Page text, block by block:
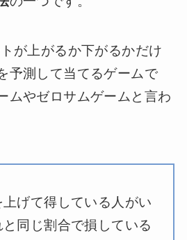
が上がるか下がるかだけ
予測して当てるゲームで
ムやゼロサムゲームと言わ
げて得している人がい
同じ割合で損している